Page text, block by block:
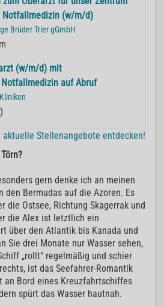
(w/m/d)
Brüder Trier gGmbH
(w/m/d) mit
auf Abruf
aktuelle Stellenangebote entdecken!
gern denke ich an meinen
den Bermudas auf die Azoren. Es
die Ostsee, Richtung Skagerrak und
die Alex ist letztlich ein
über den Atlantik bis Kanada und
Sie drei Monate nur Wasser sehen,
„rollt“ regelmäßig und schier
ist das Seefahrer-Romantik
an Bord eines Kreuzfahrtschiffes
spürt das Wasser hautnah.